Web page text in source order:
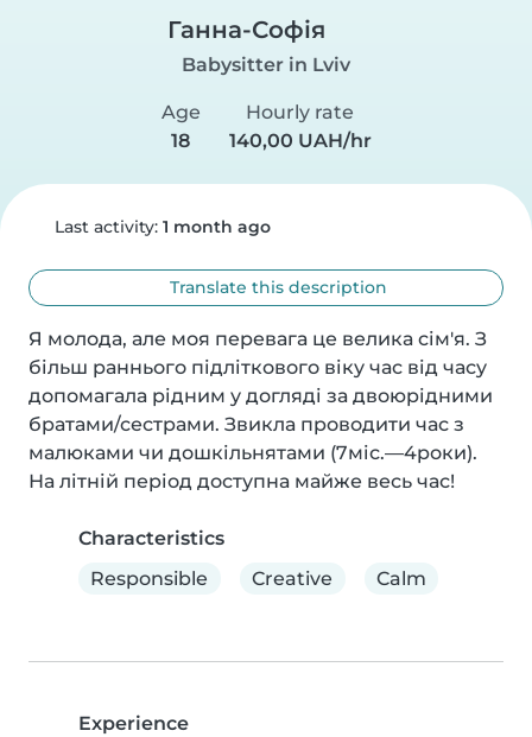
Ганна-Софія
Babysitter in Lviv
Age
18
Hourly rate
140,00 UAH/hr
Last activity: 1 month ago
Translate this description
Я молода, але моя перевага це велика сім'я. З
більш раннього підліткового віку час від часу
допомагала рідним у догляді за двоюрідними
братами/сестрами. Звикла проводити час з
малюками чи дошкільнятами (7міс.—4роки).
На літній період доступна майже весь час!
Characteristics
Responsible
Creative Calm
Experience